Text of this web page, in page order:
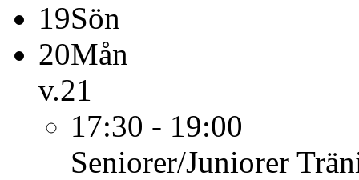
19Sön
20Mån
v.21
17:30 - 19:00
Seniorer/Juniorer